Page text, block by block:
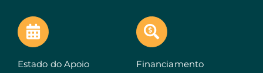
NOTÍCIAS
CONTACTOS
Estado do Apoio Financiamento